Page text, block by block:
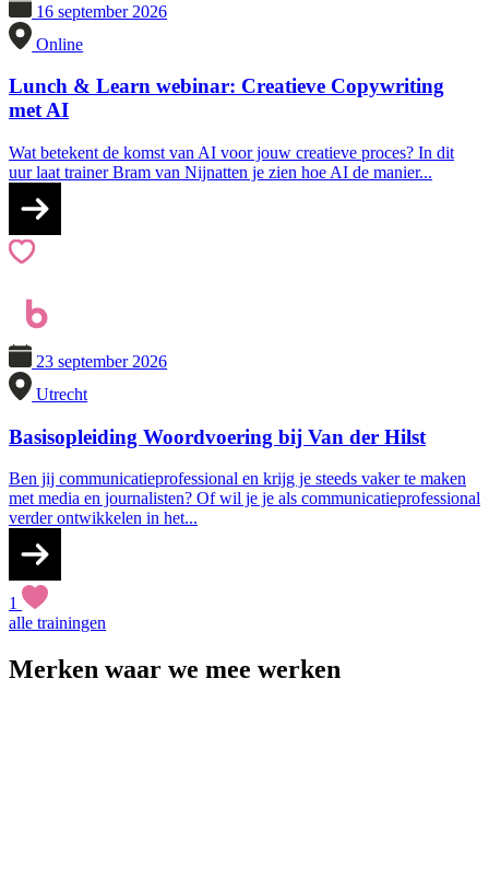
16 september 2026
Online
Lunch & Learn webinar: Creatieve Copywriting
met AI
Wat betekent de komst van AI voor jouw creatieve proces? In dit
uur laat trainer Bram van Nijnatten je zien hoe AI de manier...
23 september 2026
Utrecht
Basisopleiding Woordvoering bij Van der Hilst
Ben jij communicatieprofessional en krijg je steeds vaker te maken
met media en journalisten? Of wil je je als communicatieprofessional
verder ontwikkelen in het...
1
alle trainingen
Merken waar we mee werken